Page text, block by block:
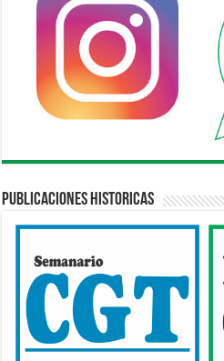
Publicaciones Historicas